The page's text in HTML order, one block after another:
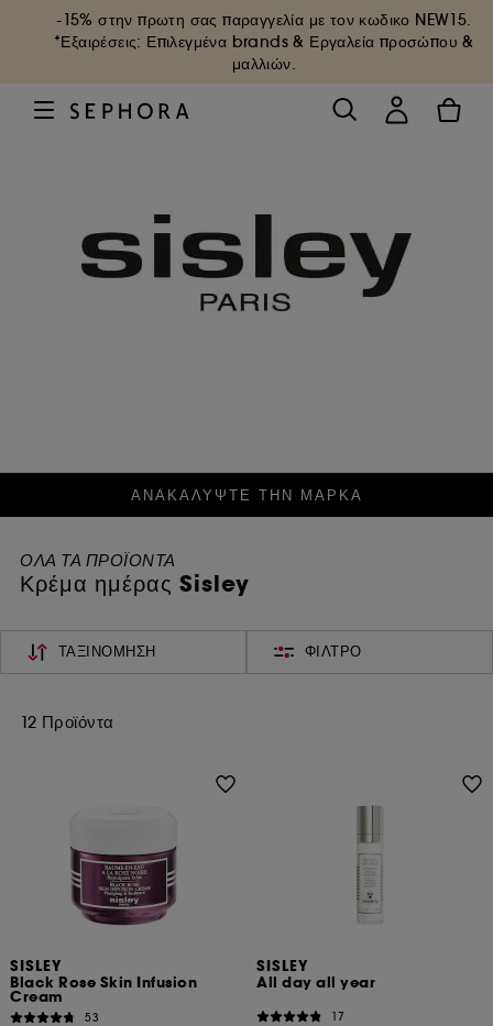
-15% στην πρωτη σας παραγγελία με τον κωδικο NEW15.
*Εξαιρέσεις: Επιλεγμένα brands & Εργαλεία προσώπου &
μαλλιών.
ΑΝΑΚΑΛΥΨΤΕ ΤΗΝ ΜΑΡΚΑ
ΟΛΑ ΤΑ ΠΡΟΪΟΝΤΑ
Κρέμα ημέρας Sisley
ΤΑΞΙΝΌΜΗΣΗ ΦΊΛΤΡΟ
12 Προϊόντα
SISLEY
Black Rose Skin Infusion
Cream
53
SISLEY
All day all year
17